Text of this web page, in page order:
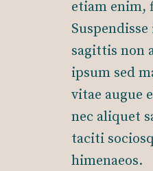
etiam enim,
sagittis non
ipsum sed
vitae augue
nec aliquet
taciti
himenaeos.